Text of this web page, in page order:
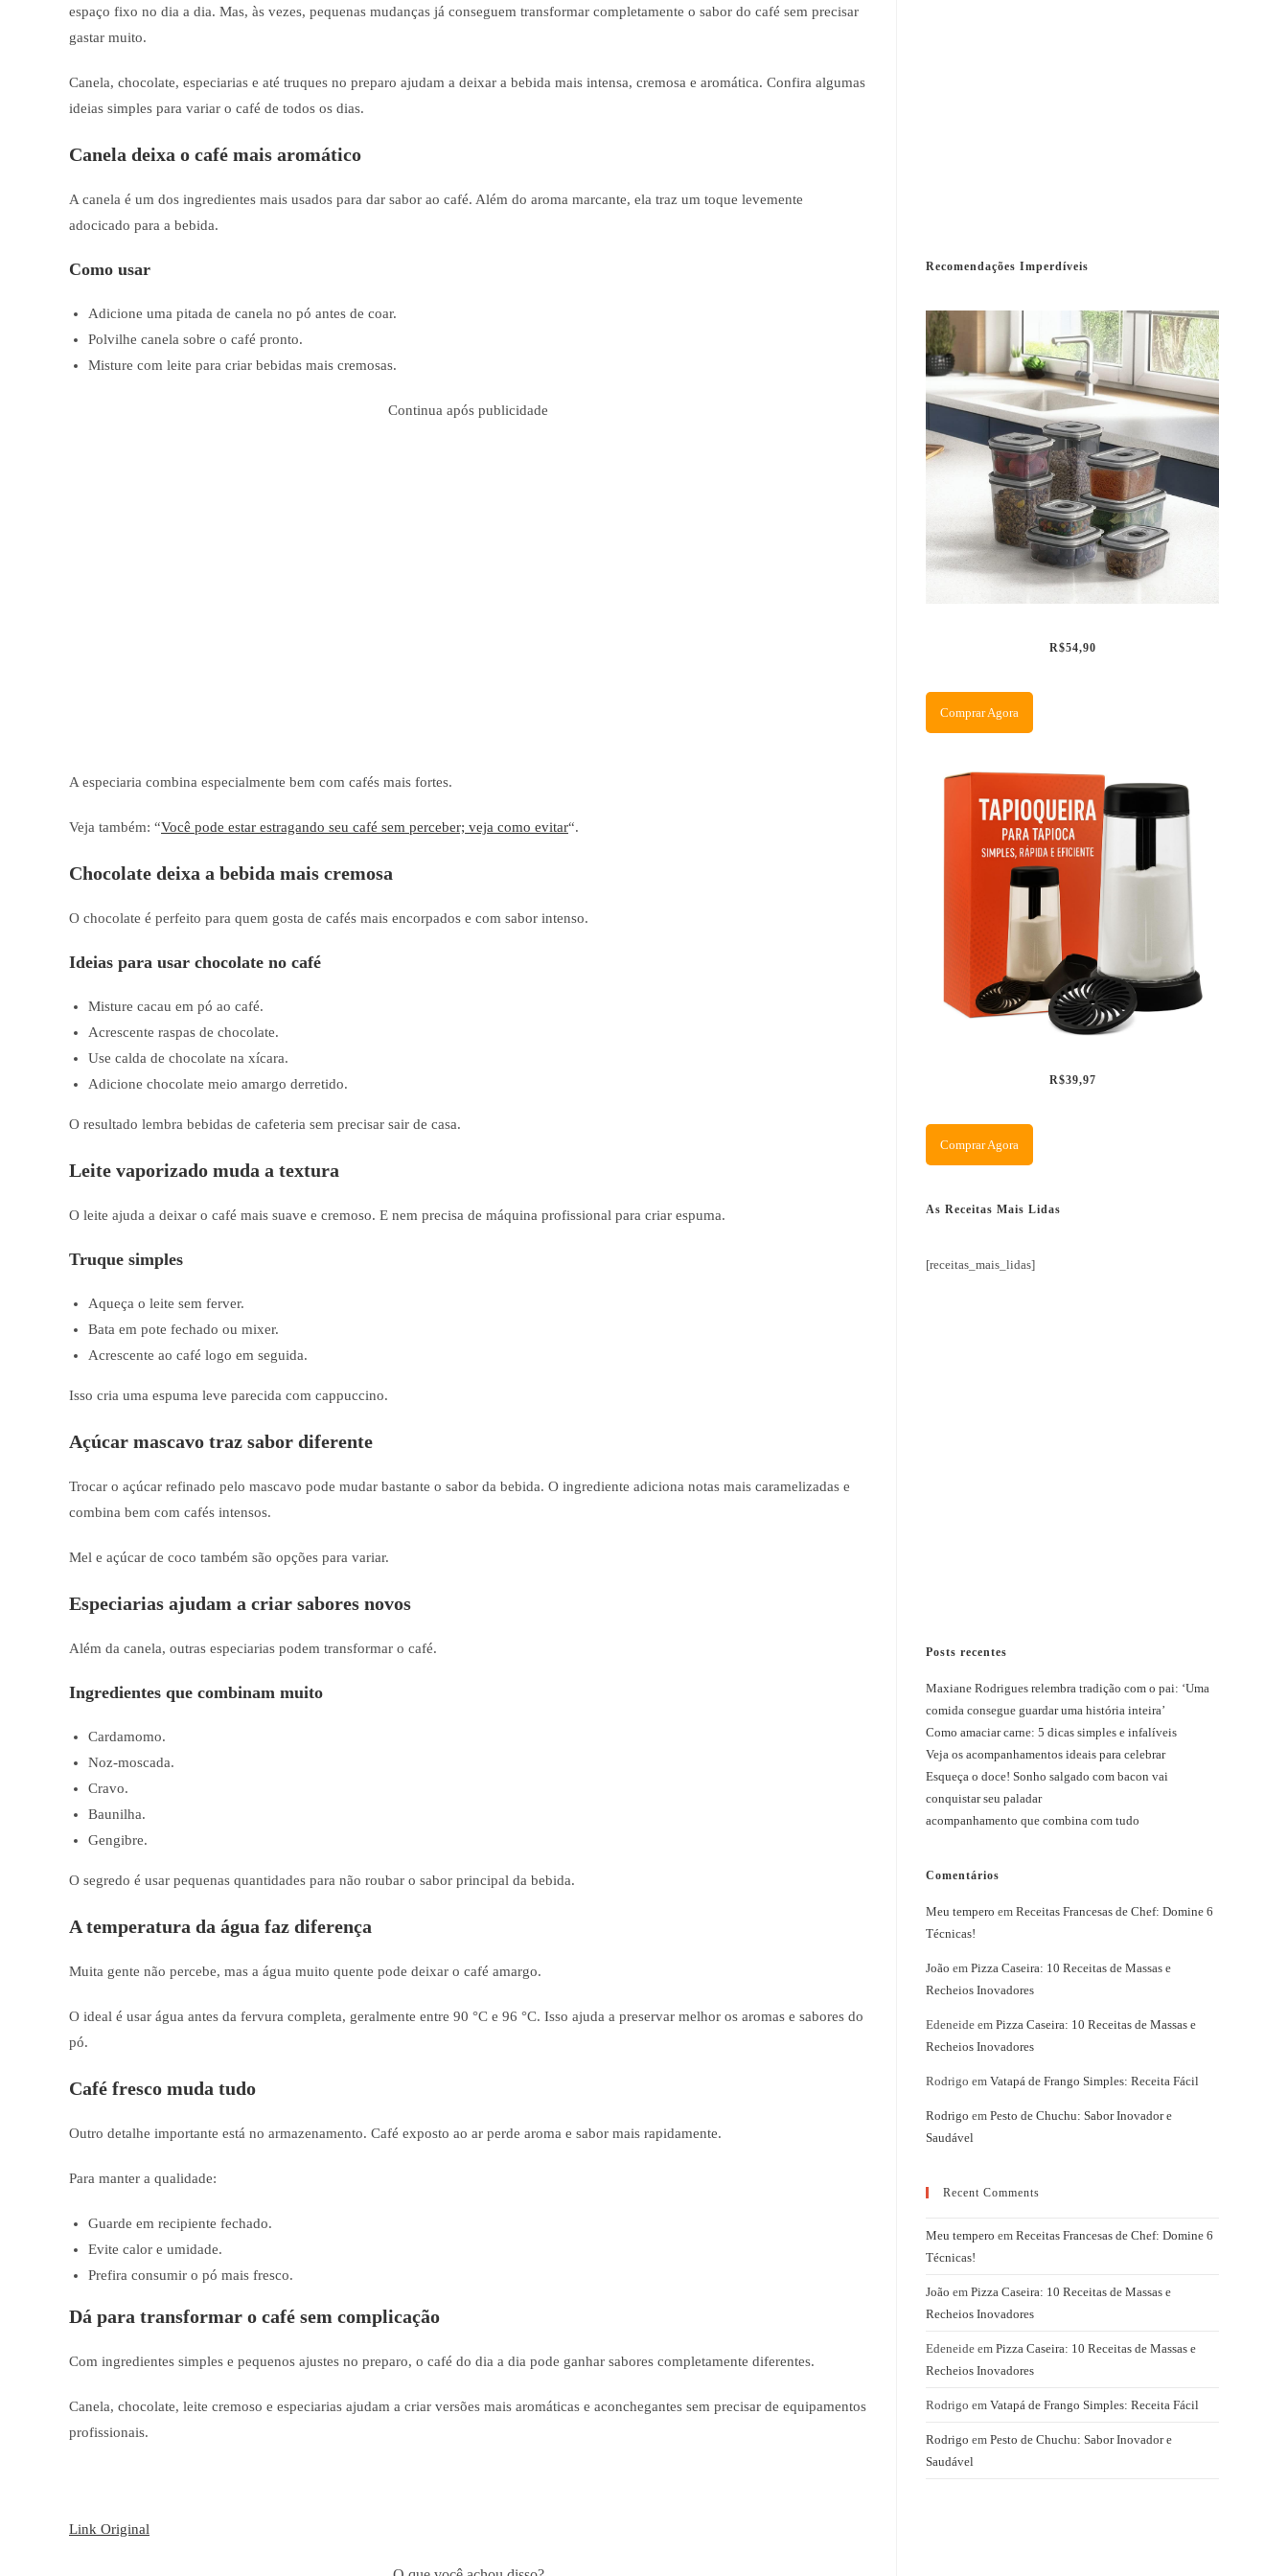
espaço fixo no dia a dia. Mas, às vezes, pequenas mudanças já conseguem transformar completamente o sabor do café sem precisar
gastar muito.
Canela, chocolate, especiarias e até truques no preparo ajudam a deixar a bebida mais intensa, cremosa e aromática. Confira algumas
ideias simples para variar o café de todos os dias.
Canela deixa o café mais aromático
A canela é um dos ingredientes mais usados para dar sabor ao café. Além do aroma marcante, ela traz um toque levemente
adocicado para a bebida.
Como usar
Adicione uma pitada de canela no pó antes de coar.
Polvilhe canela sobre o café pronto.
Misture com leite para criar bebidas mais cremosas.
Continua após publicidade
A especiaria combina especialmente bem com cafés mais fortes.
Veja também: “Você pode estar estragando seu café sem perceber; veja como evitar“.
Chocolate deixa a bebida mais cremosa
O chocolate é perfeito para quem gosta de cafés mais encorpados e com sabor intenso.
Ideias para usar chocolate no café
Misture cacau em pó ao café.
Acrescente raspas de chocolate.
Use calda de chocolate na xícara.
Adicione chocolate meio amargo derretido.
O resultado lembra bebidas de cafeteria sem precisar sair de casa.
Leite vaporizado muda a textura
O leite ajuda a deixar o café mais suave e cremoso. E nem precisa de máquina profissional para criar espuma.
Truque simples
Aqueça o leite sem ferver.
Bata em pote fechado ou mixer.
Acrescente ao café logo em seguida.
Isso cria uma espuma leve parecida com cappuccino.
Açúcar mascavo traz sabor diferente
Trocar o açúcar refinado pelo mascavo pode mudar bastante o sabor da bebida. O ingrediente adiciona notas mais caramelizadas e
combina bem com cafés intensos.
Mel e açúcar de coco também são opções para variar.
Especiarias ajudam a criar sabores novos
Além da canela, outras especiarias podem transformar o café.
Ingredientes que combinam muito
Cardamomo.
Noz-moscada.
Cravo.
Baunilha.
Gengibre.
O segredo é usar pequenas quantidades para não roubar o sabor principal da bebida.
A temperatura da água faz diferença
Muita gente não percebe, mas a água muito quente pode deixar o café amargo.
O ideal é usar água antes da fervura completa, geralmente entre 90 °C e 96 °C. Isso ajuda a preservar melhor os aromas e sabores do
pó.
Café fresco muda tudo
Outro detalhe importante está no armazenamento. Café exposto ao ar perde aroma e sabor mais rapidamente.
Para manter a qualidade:
Guarde em recipiente fechado.
Evite calor e umidade.
Prefira consumir o pó mais fresco.
Dá para transformar o café sem complicação
Com ingredientes simples e pequenos ajustes no preparo, o café do dia a dia pode ganhar sabores completamente diferentes.
Canela, chocolate, leite cremoso e especiarias ajudam a criar versões mais aromáticas e aconchegantes sem precisar de equipamentos
profissionais.
Link Original
Recomendações Imperdíveis
R$54,90
Comprar Agora
R$39,97
Comprar Agora
As Receitas Mais Lidas
[receitas_mais_lidas]
Posts recentes
Maxiane Rodrigues relembra tradição com o pai: ‘Uma
comida consegue guardar uma história inteira’
Como amaciar carne: 5 dicas simples e infalíveis
Veja os acompanhamentos ideais para celebrar
Esqueça o doce! Sonho salgado com bacon vai
conquistar seu paladar
acompanhamento que combina com tudo
Comentários
Meu tempero em Receitas Francesas de Chef: Domine 6
Técnicas!
João em Pizza Caseira: 10 Receitas de Massas e
Recheios Inovadores
Edeneide em Pizza Caseira: 10 Receitas de Massas e
Recheios Inovadores
Rodrigo em Vatapá de Frango Simples: Receita Fácil
Rodrigo em Pesto de Chuchu: Sabor Inovador e
Saudável
Recent Comments
Meu tempero em Receitas Francesas de Chef: Domine 6
Técnicas!
João em Pizza Caseira: 10 Receitas de Massas e
Recheios Inovadores
Edeneide em Pizza Caseira: 10 Receitas de Massas e
Recheios Inovadores
Rodrigo em Vatapá de Frango Simples: Receita Fácil
Rodrigo em Pesto de Chuchu: Sabor Inovador e
Saudável